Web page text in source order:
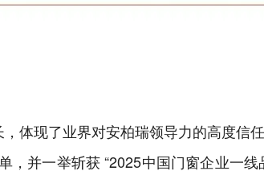
体现了业界对安柏瑞领导力的高度信任
并一举斩获 “2025中国门窗企业一线